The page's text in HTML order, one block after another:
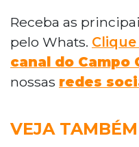
Receba as
pelo Whats.
canal do Campo
nossas redes
VEJA TAMBÉM